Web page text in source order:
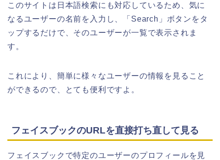
このサイトは日本語検索にも対応しているため、気に
なるユーザーの名前を入力し、「Search」ボタンをタ
ップするだけで、そのユーザーが一覧で表示されま
す。
これにより、簡単に様々なユーザーの情報を見ること
ができるので、とても便利ですよ。
フェイスブックのURLを直接打ち直して見る
フェイスブックで特定のユーザーのプロフィールを見